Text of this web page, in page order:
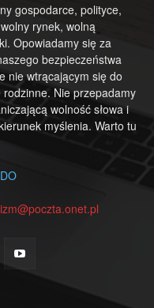
gospodarce, polityce,
rynek, wolną
Opowiadamy się za
bezpieczeństwa
nie wtrącającym się do
Nie przepadamy
wolność słowa i
myślenia. Warto tu